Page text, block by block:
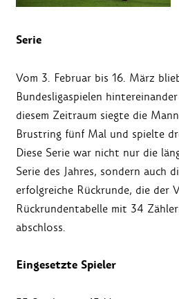
Serie
Vom 3. Februar bis 16. März
Bundesligaspielen
diesem Zeitraum siegte die
Brustring fünf Mal und spielte
Diese Serie war nicht nur die
Serie des Jahres, sondern auch
erfolgreiche Rückrunde, die der
Rückrundentabelle mit 34
abschloss.
Eingesetzte Spieler